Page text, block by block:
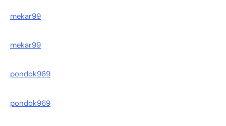
mekar99
mekar99
pondok969
pondok969